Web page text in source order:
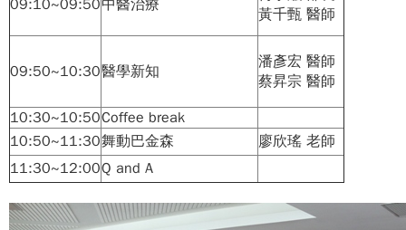
09:10~09:50中醫治療
黃千甄 醫師
09:50~10:30醫學新知
潘彥宏 醫師
蔡昇宗 醫師
10:30~10:50Coffee break
10:50~11:30舞動巴金森
廖欣瑤 老師
11:30~12:00Q and A